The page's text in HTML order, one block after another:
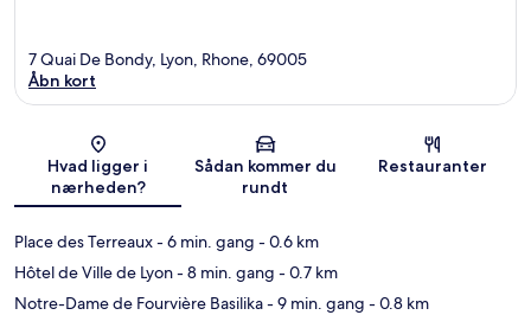
Kort
7 Quai De Bondy, Lyon, Rhone, 69005
Åbn kort
Hvad ligger i
nærheden?
Sådan kommer du
rundt
Restauranter
Place des Terreaux- 6 min. gang - 0.6 km
Hôtel de Ville de Lyon- 8 min. gang - 0.7 km
Notre-Dame de Fourvière Basilika- 9 min. gang - 0.8 km